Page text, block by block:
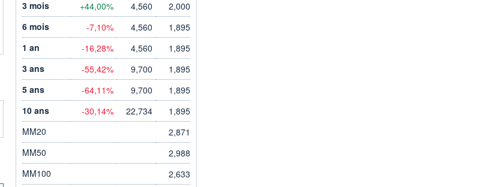
3 mois
+44,00% 4,560
2,000
6 mois
-7,10% 4,560
1,895
1 an
-16,28% 4,560
1,895
3 ans
-55,42% 9,700
1,895
5 ans
-64,11% 9,700
1,895
10 ans
-30,14% 22,734
1,895
MM20
2,871
MM50
2,988
MM100
2,633